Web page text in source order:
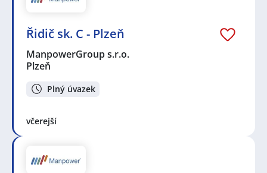
Řidič sk. C - Plzeň
ManpowerGroup s.r.o.
Plzeň
Plný úvazek
včerejší